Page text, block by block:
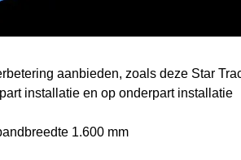
aanbieden, zoals deze Star
installatie en op onderpart installatie
1.600 mm